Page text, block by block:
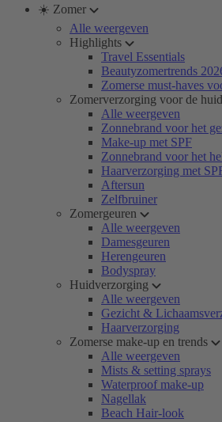
☀️ Zomer
Alle weergeven
Highlights
Travel Essentials
Beautyzomertrends
Zomerse must-haves
Zomerverzorging voor de huid
Alle weergeven
Zonnebrand voor het
Make-up met SPF
Zonnebrand voor het
Haarverzorging met
Aftersun
Zelfbruiner
Zomergeuren
Alle weergeven
Damesgeuren
Herengeuren
Bodyspray
Huidverzorging
Alle weergeven
Gezicht &
Haarverzorging
Zomerse make-up en trends
Alle weergeven
Mists & setting sprays
Waterproof make-up
Nagellak
Beach Hair-look